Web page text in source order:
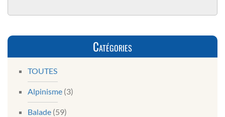
Catégories
TOUTES
Alpinisme (3)
Balade (59)